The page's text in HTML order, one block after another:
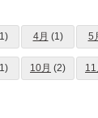
4月 (1) 5
10月 (2) 11